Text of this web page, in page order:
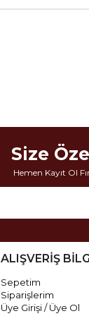
Size
Hemen Kayıt Ol
ALIŞVERİŞ
Sepetim
Siparişlerim
Üye Girişi / Üye Ol